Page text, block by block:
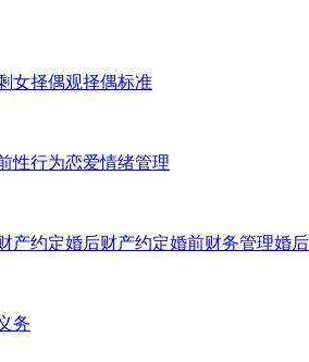
女择偶观择偶标准
性行为恋爱情绪管理
产约定婚后财产约定婚前财务管理婚
务